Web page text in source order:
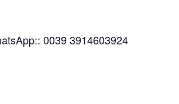
0039 3914603924